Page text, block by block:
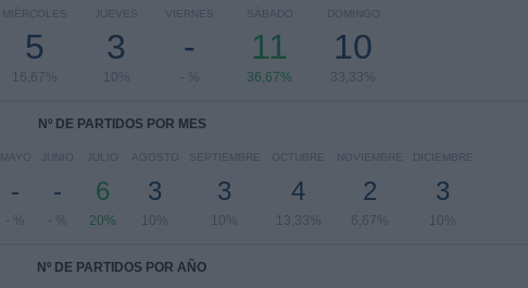
MIÉRCOLES
5
16,67%
JUEVES
3
10%
VIERNES
-
- %
SÁBADO
11
36,67%
DOMINGO
10
33,33%
Nº DE PARTIDOS POR MES
MAYO
-
- %
JUNIO
-
- %
JULIO
6
20%
AGOSTO
3
10%
SEPTIEMBRE
3
10%
OCTUBRE
4
13,33%
NOVIEMBRE
2
6,67%
DICIEMBRE
3
10%
Nº DE PARTIDOS POR AÑO